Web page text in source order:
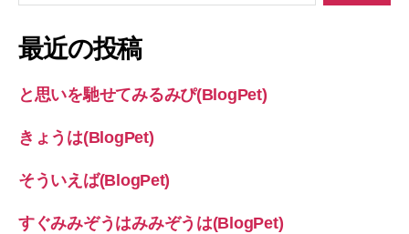
象:
最近の投稿
と思いを馳せてみるみぴ(BlogPet)
きょうは(BlogPet)
そういえば(BlogPet)
すぐみみぞうはみみぞうは(BlogPet)